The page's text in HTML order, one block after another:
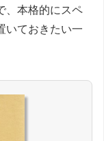
、本格的にスペ
いておきたい一